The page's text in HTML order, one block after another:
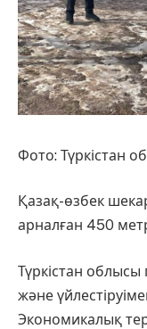
Фото: Түркістан
Қазақ-өзбек
арналған 450
Түркістан
және
Экономикалық